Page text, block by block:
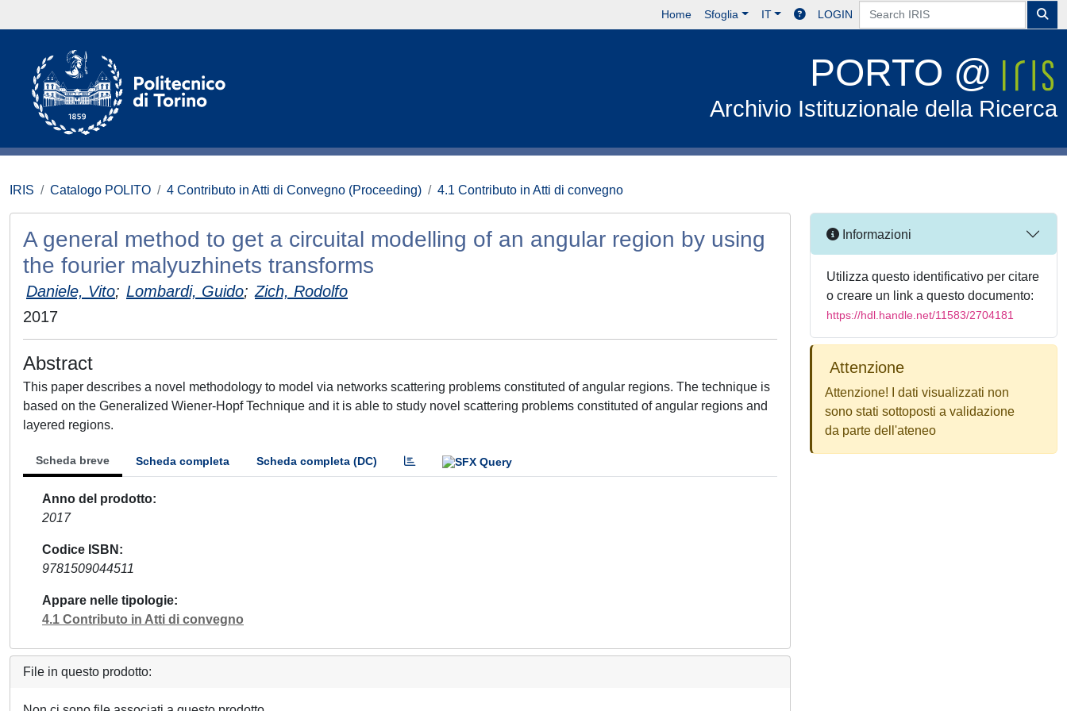
Home Sfoglia IT LOGIN
PORTO @
Archivio Istituzionale della Ricerca
IRIS Catalogo POLITO 4 Contributo in Atti di Convegno (Proceeding) 4.1 Contributo in Atti di convegno
A general method to get a circuital modelling of an angular region by using
the fourier malyuzhinets transforms
Daniele, Vito; Lombardi, Guido; Zich, Rodolfo
2017
Abstract
This paper describes a novel methodology to model via networks scattering problems constituted of angular regions. The technique is
based on the Generalized Wiener-Hopf Technique and it is able to study novel scattering problems constituted of angular regions and
layered regions.
Scheda breve Scheda completa Scheda completa (DC)
Anno del prodotto
2017
Codice ISBN
9781509044511
Appare nelle tipologie
4.1 Contributo in Atti di convegno
File in questo prodotto:
Informazioni
Utilizza questo identificativo per citare
o creare un link a questo documento:
https://hdl.handle.net/11583/2704181
Attenzione
Attenzione! I dati visualizzati non
sono stati sottoposti a validazione
da parte dell'ateneo